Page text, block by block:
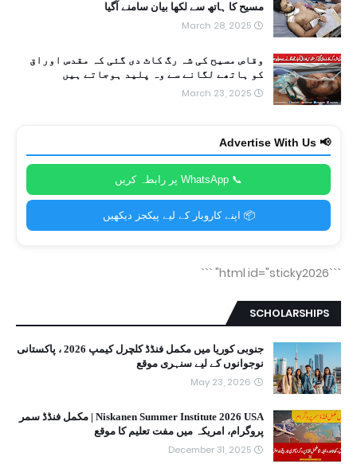
مسیح کا ہاتھ سے لکھا بیان سامنے آگیا
March 28, 2025
وقاص مسیح کی شہ رگ کاٹ دی گئی کہ مقدس اوراق
کو ہاتھے لگانے سے وہ پلید ہوجاتے ہیں
March 23, 2025
📢 Advertise With Us
📞 WhatsApp پر رابطہ کریں
📦 اپنے کاروبار کے لیے پیکجز دیکھیں
```html id="sticky2026"
```
SCHOLARSHIPS
جنوبی کوریا میں مکمل فنڈڈ کلچرل کیمپ 2026 ، پاکستانی
نوجوانوں کے لیے سنہری موقع
May 23, 2026
Niskanen Summer Institute 2026 USA | مکمل فنڈڈ سمر
پروگرام، امریکہ میں مفت تعلیم کا موقع
December 31, 2025